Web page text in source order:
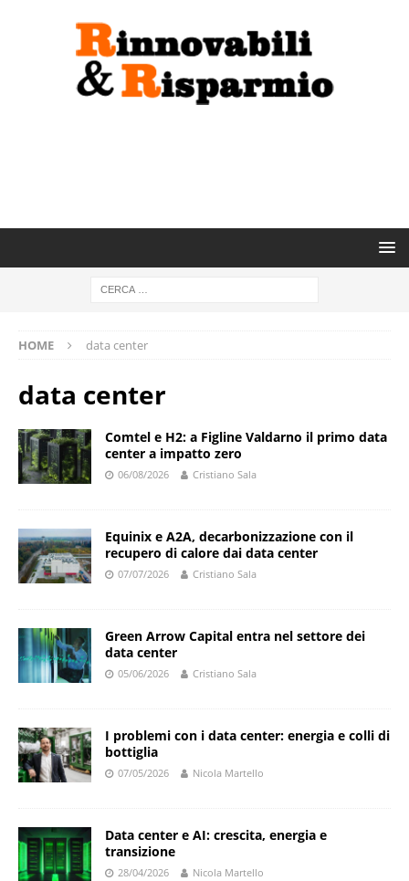
HOME data center
data center
Comtel e H2: a Figline Valdarno il primo data
center a impatto zero
06/08/2026 Cristiano Sala
Equinix e A2A, decarbonizzazione con il
recupero di calore dai data center
07/07/2026 Cristiano Sala
Green Arrow Capital entra nel settore dei
data center
05/06/2026 Cristiano Sala
I problemi con i data center: energia e colli di
bottiglia
07/05/2026 Nicola Martello
Data center e AI: crescita, energia e
transizione
28/04/2026 Nicola Martello